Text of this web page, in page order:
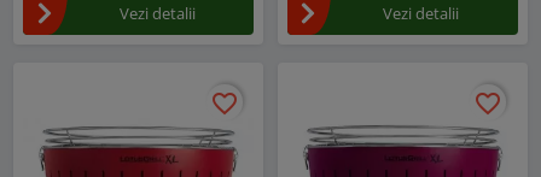
Vezi detalii Vezi detalii
favorite_border
favorite_border favorite_border
favorite_border